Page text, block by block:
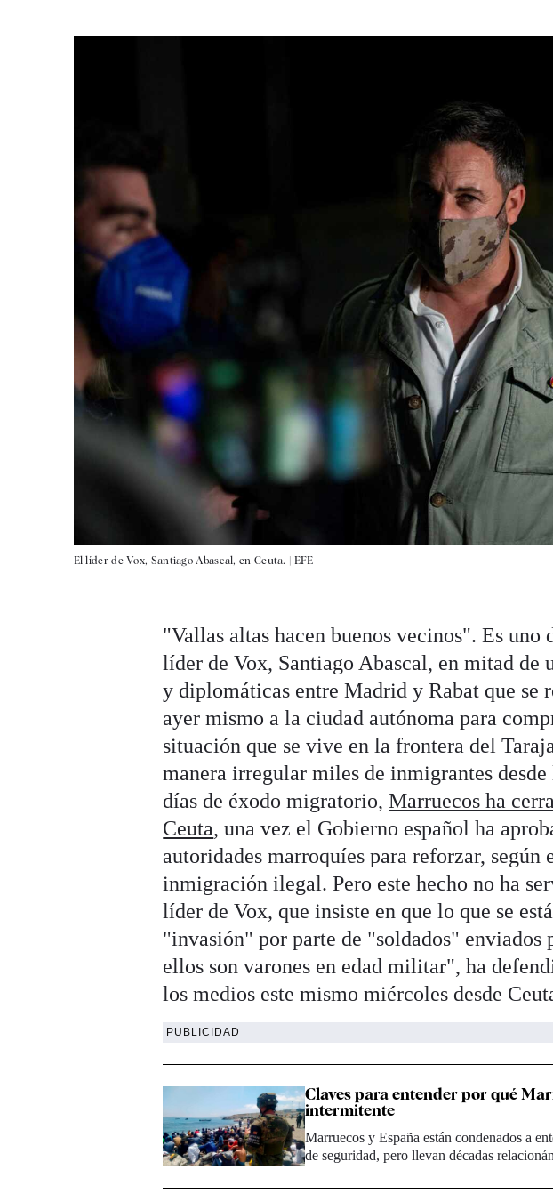
El líder de Vox, Santiago Abascal, en Ceuta. | EFE
"Vallas altas hacen buenos vecinos". Es uno
líder de Vox, Santiago Abascal, en mitad de
y diplomáticas entre Madrid y Rabat que se
ayer mismo a la ciudad autónoma para
situación que se vive en la frontera del
manera irregular miles de inmigrantes
días de éxodo migratorio,Marruecos ha
Ceuta, una vez el Gobierno español ha
autoridades marroquíes para reforzar,
inmigración ilegal. Pero este hecho no ha
líder de Vox, que insiste en que lo que se
"invasión" por parte de "soldados"
ellos son varones en edad militar", ha
los medios este mismo miércoles desde
PUBLICIDAD
Claves para entender por qué
intermitente
Marruecos y España están condenados a
de seguridad, pero llevan décadas